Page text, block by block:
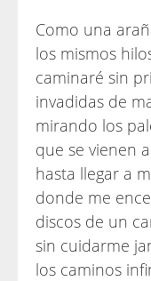
Como una
los mismos
caminaré sin
invadidas de
mirando los
que se vienen
hasta llegar a
donde me
discos de un
sin cuidarme
los caminos